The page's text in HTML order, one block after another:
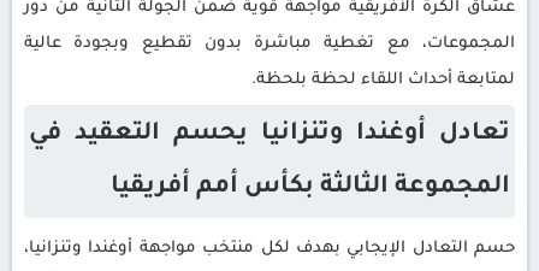
عشاق الكرة الأفريقية مواجهة قوية ضمن الجولة الثانية من دور
المجموعات، مع تغطية مباشرة بدون تقطيع وبجودة عالية
لمتابعة أحداث اللقاء لحظة بلحظة.
تعادل أوغندا وتنزانيا يحسم التعقيد في
المجموعة الثالثة بكأس أمم أفريقيا
حسم التعادل الإيجابي بهدف لكل منتخب مواجهة أوغندا وتنزانيا،